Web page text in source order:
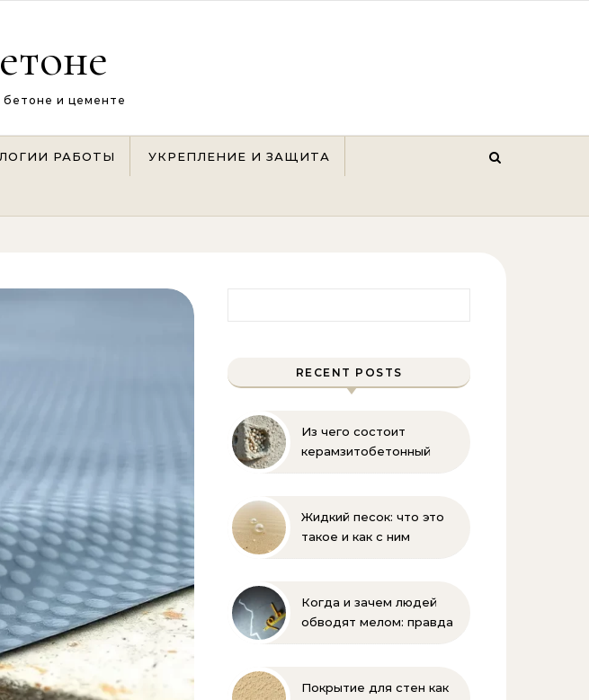
и цементе
РАБОТЫ УКРЕПЛЕНИЕ И ЗАЩИТА
RECENT POSTS
Из чего состоит
керамзитобетонный
Жидкий песок: что это
такое и как с ним
Когда и зачем людей
обводят мелом: правда
Покрытие для стен как